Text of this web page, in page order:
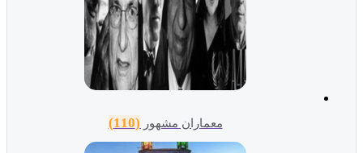
معماران مشهور (110)